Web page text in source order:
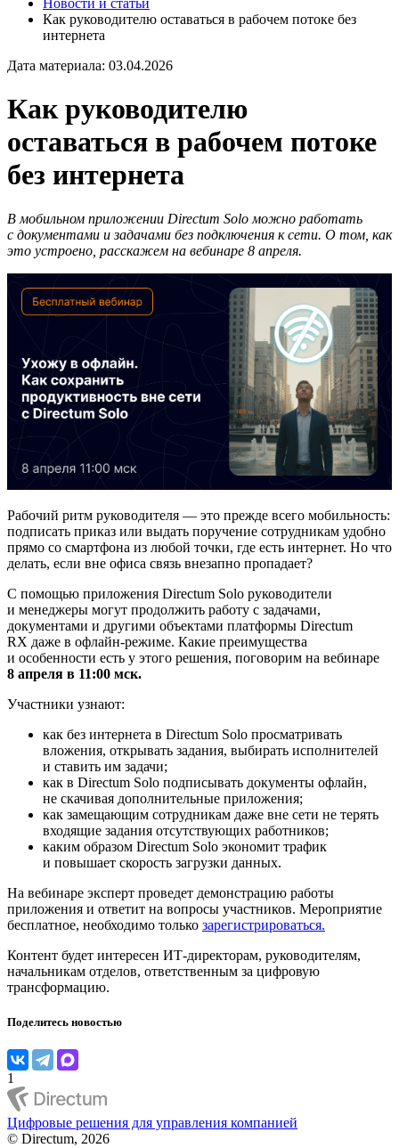
Новости и статьи
Как руководителю оставаться в рабочем потоке без
интернета
Дата материала: 03.04.2026
Как руководителю
оставаться в рабочем потоке
без интернета
В мобильном приложении Directum Solo можно работать
с документами и задачами без подключения к сети. О том, как
это устроено, расскажем на вебинаре 8 апреля.
Рабочий ритм руководителя — это прежде всего мобильность:
подписать приказ или выдать поручение сотрудникам удобно
прямо со смартфона из любой точки, где есть интернет. Но что
делать, если вне офиса связь внезапно пропадает?
С помощью приложения Directum Solo руководители
и менеджеры могут продолжить работу с задачами,
документами и другими объектами платформы Directum
RX даже в офлайн-режиме. Какие преимущества
и особенности есть у этого решения, поговорим на вебинаре
8 апреля в 11:00 мск.
Участники узнают:
как без интернета в Directum Solo просматривать
вложения, открывать задания, выбирать исполнителей
и ставить им задачи;
как в Directum Solo подписывать документы офлайн,
не скачивая дополнительные приложения;
как замещающим сотрудникам даже вне сети не терять
входящие задания отсутствующих работников;
каким образом Directum Solo экономит трафик
и повышает скорость загрузки данных.
На вебинаре эксперт проведет демонстрацию работы
приложения и ответит на вопросы участников. Мероприятие
бесплатное, необходимо только зарегистрироваться.
Контент будет интересен ИТ-директорам, руководителям,
начальникам отделов, ответственным за цифровую
трансформацию.
Поделитесь новостью
1
Цифровые решения для управления компанией
© Directum, 2026